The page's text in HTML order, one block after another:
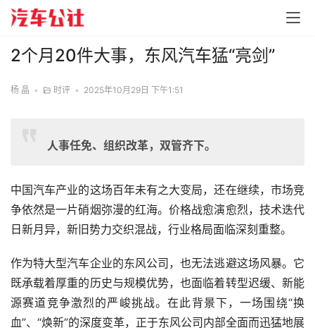
2个月20件大事，东风汽车猛“亮剑”
杨 晶 • 时评 • 2025年10月29日 下午1:51
人事任免、组织改革，双管齐下。
中国汽车产业的这场百年未有之大变局，还在继续，市场竞
争依然是一片硝烟弥漫的红海。价格战愈演愈烈，技术迭代
日新月异，新旧势力交织混战，行业格局面临深刻重整。
作为特大型汽车企业的东风公司，也无法逃避这场风暴。它
既承载着厚重的历史与规模优势，也面临着转型迟缓、新能
源赛道竞争激烈的严峻挑战。在此背景下，一场围绕“换
血”、“焕新”的深度变革，正于东风公司内部全面而迅猛地展